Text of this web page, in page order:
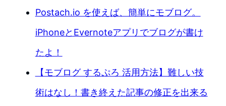
Postach.io を使えば、簡単にモブログ。
iPhoneとEvernoteアプリでブログが書け
たよ！
【モブログ するぷろ 活用方法】難しい技
術はなし！書き終えた記事の修正を出来る